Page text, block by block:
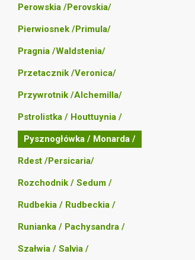
Perowskia /Perovskia/
Pierwiosnek /Primula/
Pragnia /Waldstenia/
Przetacznik /Veronica/
Przywrotnik /Alchemilla/
Pstrolistka / Houttuynia /
Pysznogłówka / Monarda /
Rdest /Persicaria/
Rozchodnik / Sedum /
Rudbekia / Rudbeckia /
Runianka / Pachysandra /
Szałwia / Salvia /